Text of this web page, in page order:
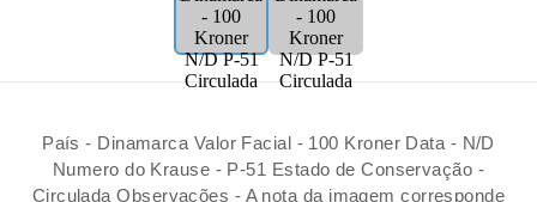
País - Dinamarca Valor Facial - 100 Kroner Data - N/D
Numero do Krause - P-51 Estado de Conservação -
Circulada Observações - A nota da imagem corresponde